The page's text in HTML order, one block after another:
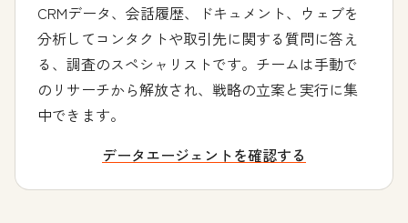
CRMデータ、会話履歴、ドキュメント、ウェブを
分析してコンタクトや取引先に関する質問に答え
る、調査のスペシャリストです。チームは手動で
のリサーチから解放され、戦略の立案と実行に集
中できます。
データエージェントを確認する